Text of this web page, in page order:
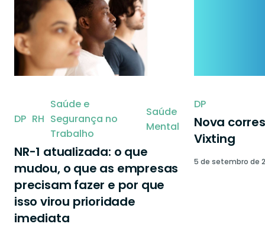
DP RH
Saúde e
Segurança no
Trabalho
Saúde
Mental
NR-1 atualizada: o que
mudou, o que as empresas
precisam fazer e por que
isso virou prioridade
imediata
DP
Nova
Vixting
5 de setembro de